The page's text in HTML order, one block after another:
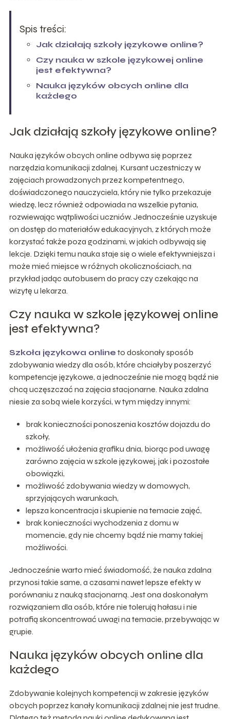
Spis treści:
Jak działają szkoły językowe online?
Czy nauka w szkole językowej online
jest efektywna?
Nauka języków obcych online dla
każdego
Jak działają szkoły językowe online?
Nauka języków obcych online odbywa się poprzez
narzędzia komunikacji zdalnej. Kursant uczestniczy w
zajęciach prowadzonych przez kompetentnego,
doświadczonego nauczyciela, który nie tylko przekazuje
wiedzę, lecz również odpowiada na wszelkie pytania,
rozwiewając wątpliwości uczniów. Jednocześnie uzyskuje
on dostęp do materiałów edukacyjnych, z których może
korzystać także poza godzinami, w jakich odbywają się
lekcje. Dzięki temu nauka staje się o wiele efektywniejsza i
może mieć miejsce w różnych okolicznościach, na
przykład jadąc autobusem do pracy czy czekając na
wizytę u lekarza.
Czy nauka w szkole językowej online
jest efektywna?
Szkoła językowa online to doskonały sposób
zdobywania wiedzy dla osób, które chciałyby poszerzyć
kompetencje językowe, a jednocześnie nie mogą bądź nie
chcą uczęszczać na zajęcia stacjonarne. Nauka zdalna
niesie za sobą wiele korzyści, w tym między innymi:
brak konieczności ponoszenia kosztów dojazdu do
szkoły,
możliwość ułożenia grafiku dnia, biorąc pod uwagę
zarówno zajęcia w szkole językowej, jak i pozostałe
obowiązki,
możliwość zdobywania wiedzy w domowych,
sprzyjających warunkach,
lepsza koncentracja i skupienie na temacie zajęć,
brak konieczności wychodzenia z domu w
momencie, gdy nie chcemy bądź nie mamy takiej
możliwości.
Jednocześnie warto mieć świadomość, że nauka zdalna
przynosi takie same, a czasami nawet lepsze efekty w
porównaniu z nauką stacjonarną. Jest ona doskonałym
rozwiązaniem dla osób, które nie tolerują hałasu i nie
potrafią skoncentrować uwagi na temacie, przebywając w
grupie.
Nauka języków obcych online dla
każdego
Zdobywanie kolejnych kompetencji w zakresie języków
obcych poprzez kanały komunikacji zdalnej nie jest trudne.